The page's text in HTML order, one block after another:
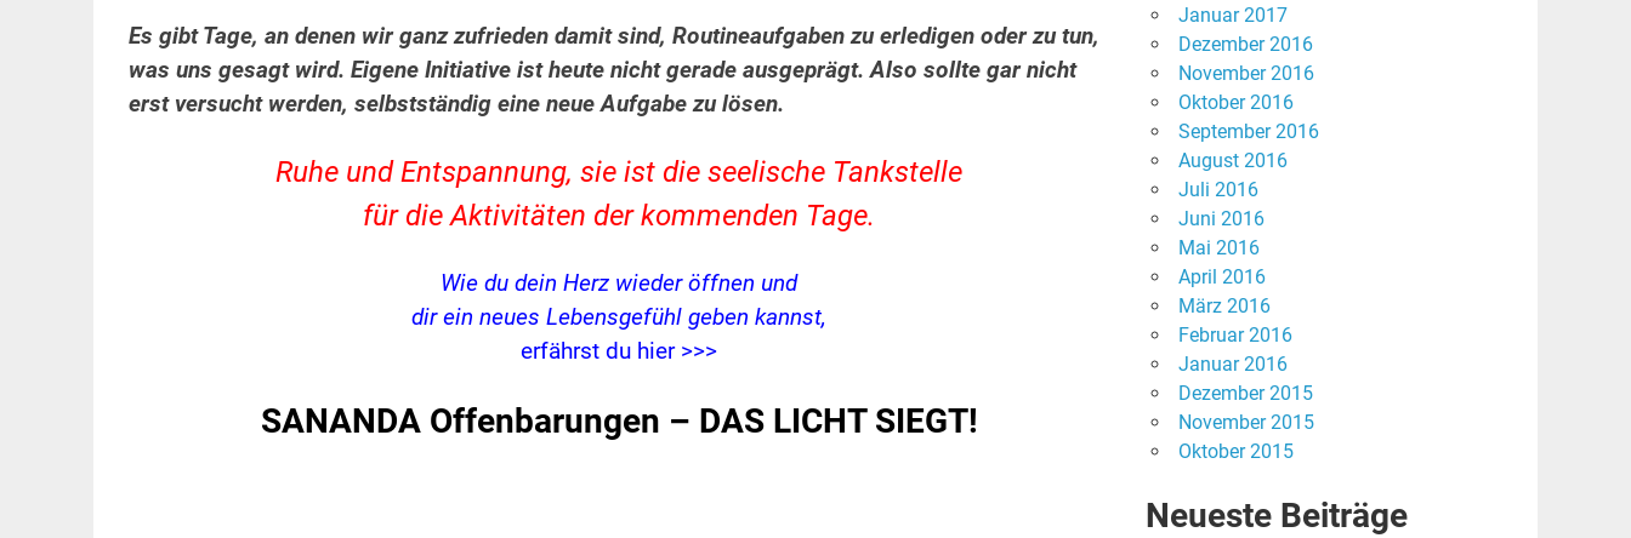
Es gibt Tage, an denen wir ganz zufrieden damit sind, Routineaufgaben zu erledigen oder zu tun,
was uns gesagt wird. Eigene Initiative ist heute nicht gerade ausgeprägt. Also sollte gar nicht
erst versucht werden, selbstständig eine neue Aufgabe zu lösen.
Ruhe und Entspannung, sie ist die seelische Tankstelle
für die Aktivitäten der kommenden Tage.
Wie du dein Herz wieder öffnen und
dir ein neues Lebensgefühl geben kannst,
erfährst du hier >>>
SANANDA Offenbarungen – DAS LICHT SIEGT!
Januar 2017
Dezember 2016
November 2016
Oktober 2016
September 2016
August 2016
Juli 2016
Juni 2016
Mai 2016
April 2016
März 2016
Februar 2016
Januar 2016
Dezember 2015
November 2015
Oktober 2015
Neueste Beiträge